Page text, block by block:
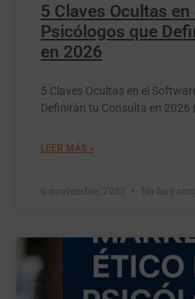
5 Claves Ocultas
Psicólogos que
en 2026
5 Claves Ocultas en el
Definirán tu Consulta en 2026
LEER MÁS »
6 noviembre, 2025 No hay